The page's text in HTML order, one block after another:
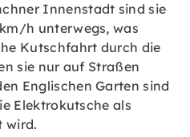
Innenstadt sind sie
h unterwegs, was
Kutschfahrt durch die
sie nur auf Straßen
Englischen Garten sind
Elektrokutsche als
wird.